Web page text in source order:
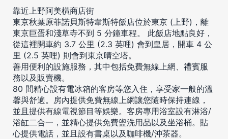
靠近上野阿美橫商店街
東京秋葉原菲諾貝斯特韋斯特飯店位於東京 (上野)，離
東京巨蛋和淺草寺不到 5 分鐘車程。 此飯店地點良好，
從這裡開車約 3.7 公里 (2.3 英哩) 會到皇居，開車 4 公
里 (2.5 英哩) 則會到東京晴空塔。
善用便利的設施服務，其中包括免費無線上網、禮賓服
務以及販賣機。
80 間精心設有電冰箱的客房等您入住，享受家一般的溫
馨與舒適。房內提供免費無線上網讓您隨時保持連線，
並且提供有線電視節目等娛樂。客房專用浴室設有淋浴/
浴缸二合一，並精心提供免費盥洗用品以及坐浴桶。貼
心提供電話，並且設有書桌以及咖啡機/沖茶器。